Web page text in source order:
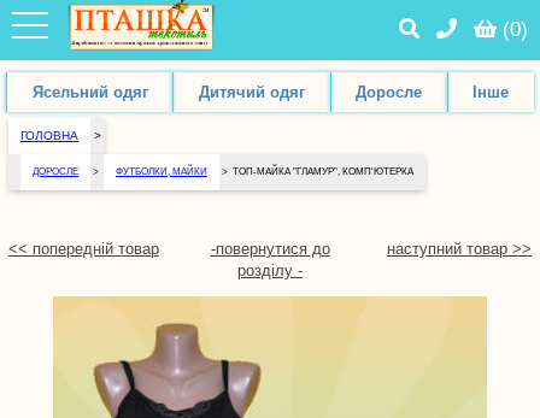
(0)
Ясельний одяг Дитячий одяг Доросле Інше
ГОЛОВНА >
ДОРОСЛЕ > ФУТБОЛКИ, МАЙКИ > ТОП-МАЙКА "ГЛАМУР", КОМП'ЮТЕРКА
<< попередній товар
-повернутися до
розділу -
наступний товар >>